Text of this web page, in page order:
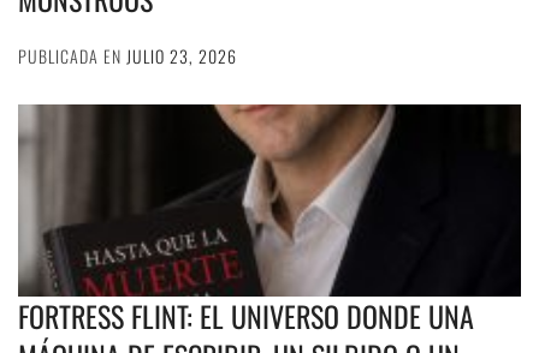
PUBLICADA EN JULIO 23, 2026
FORTRESS FLINT: EL UNIVERSO DONDE UNA